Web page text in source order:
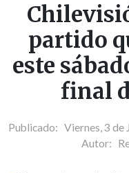
partido
este
final
Publicado: Viernes, 3 de
Autor: